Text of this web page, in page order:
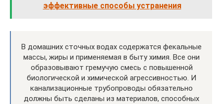
эффективные способы устранения
В домашних сточных водах содержатся фекальные
массы, жиры и применяемая в быту химия. Все они
образовывают гремучую смесь с повышенной
биологической и химической агрессивностью. И
канализационные трубопроводы обязательно
должны быть сделаны из материалов, способных